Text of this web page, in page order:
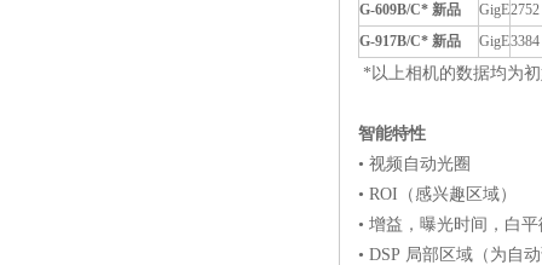
G-609B/C* 新品 GigE
G-917B/C* 新品 GigE
*以上相机的数据均为
智能特性
• 视频自动光圈
• ROI（感兴趣区域）
• 增益，曝光时间，白平
• DSP 局部区域（为自